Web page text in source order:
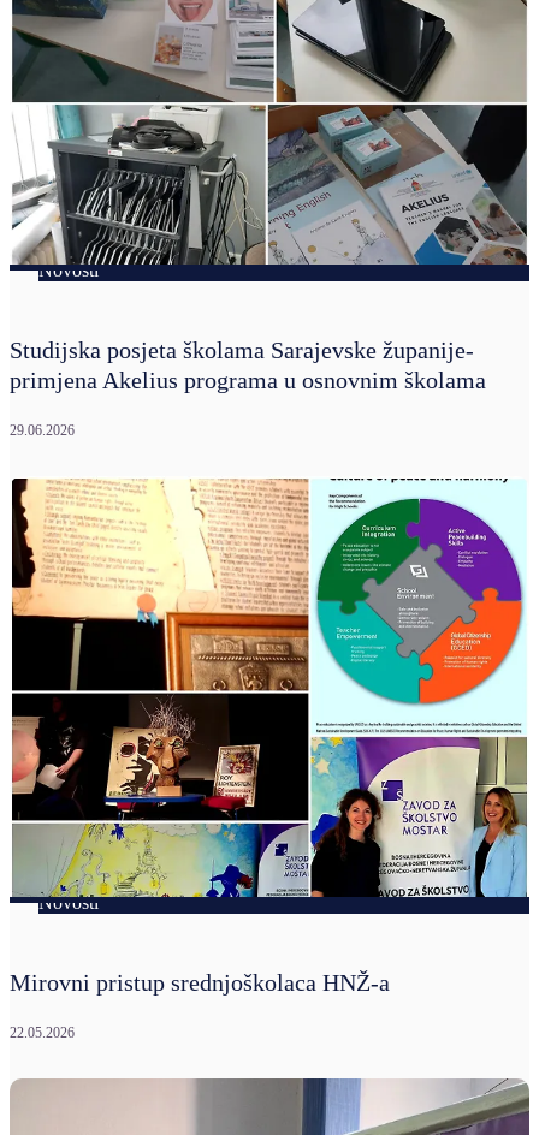
Novosti
Studijska posjeta školama Sarajevske županije-
primjena Akelius programa u osnovnim školama
29.06.2026
Novosti
Mirovni pristup srednjoškolaca HNŽ-a
22.05.2026